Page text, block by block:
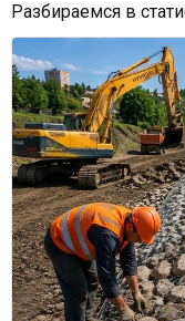
Разбираемся в